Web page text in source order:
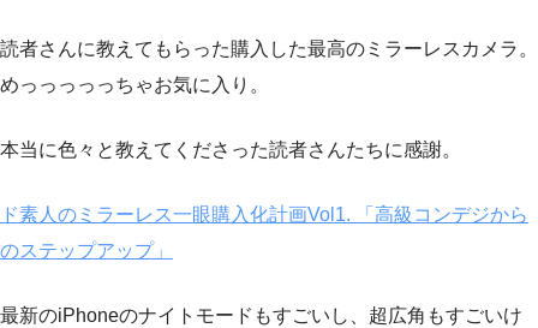
読者さんに教えてもらった購入した最高のミラーレスカメラ。
めっっっっっちゃお気に入り。
本当に色々と教えてくださった読者さんたちに感謝。
ド素人のミラーレス一眼購入化計画Vol1. 「高級コンデジから
のステップアップ」
最新のiPhoneのナイトモードもすごいし、超広角もすごいけ